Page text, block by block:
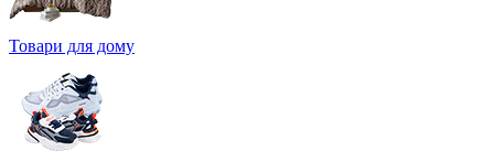
Товари для дому